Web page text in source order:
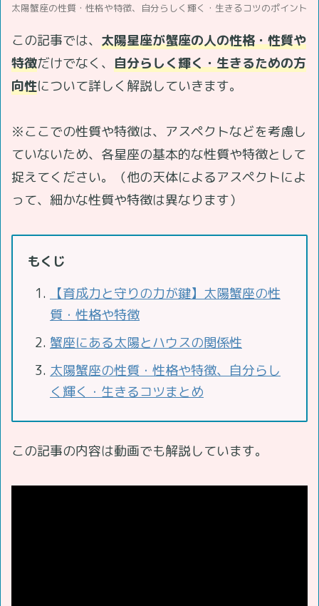
太陽蟹座の性質・性格や特徴、自分らしく輝く・生きるコツのポイント
この記事では、 太陽星座が蟹座の人の性格・性質や
特徴だけでなく、 自分らしく輝く・生きるための方
向性について詳しく解説していきます。
※ここでの性質や特徴は、アスペクトなどを考慮し
ていないため、各星座の基本的な性質や特徴として
捉えてください。（他の天体によるアスペクトによ
って、細かな性質や特徴は異なります）
もくじ
【育成力と守りの力が鍵】太陽蟹座の性
質・性格や特徴
蟹座にある太陽とハウスの関係性
太陽蟹座の性質・性格や特徴、自分らし
く輝く・生きるコツまとめ
この記事の内容は動画でも解説しています。